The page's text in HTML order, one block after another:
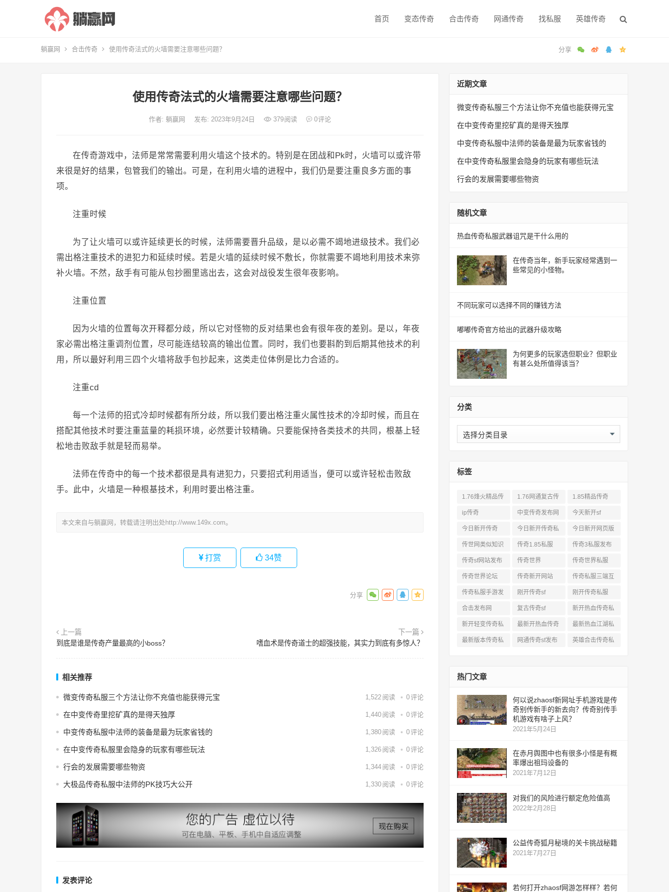
首页 变态传奇 合击传奇 网通传奇 找私服 英雄传奇
躺赢网 合击传奇 使用传奇法式的火墙需要注意哪些问题？
使用传奇法式的火墙需要注意哪些问题？
作者: 躺赢网 发布: 2023年9月24日 379阅读 0评论
在传奇游戏中，法师是常常需要利用火墙这个技术的。特别是在团战和Pk时，火墙可以或许带
来很是好的结果，包管我们的输出。可是，在利用火墙的进程中，我们仍是要注重良多方面的事
项。
注重时候
为了让火墙可以或许延续更长的时候，法师需要晋升品级，是以必需不竭地进级技术。我们必
需出格注重技术的进犯力和延续时候。若是火墙的延续时候不敷长，你就需要不竭地利用技术来弥
补火墙。不然，敌手有可能从包抄圈里逃出去，这会对战役发生很年夜影响。
注重位置
因为火墙的位置每次开释都分歧，所以它对怪物的反对结果也会有很年夜的差别。是以，年夜
家必需出格注重调剂位置，尽可能连结较高的输出位置。同时，我们也要斟酌到后期其他技术的利
用，所以最好利用三四个火墙将敌手包抄起来，这类走位体例是比力合适的。
注重cd
每一个法师的招式冷却时候都有所分歧，所以我们要出格注重火属性技术的冷却时候，而且在
搭配其他技术时要注重蓝量的耗损环境，必然要计较精确。只要能保持各类技术的共同，根基上轻
松地击败敌手就是轻而易举。
法师在传奇中的每一个技术都很是具有进犯力，只要招式利用适当，便可以或许轻松击败敌
手。此中，火墙是一种根基技术，利用时要出格注重。
本文来自与躺赢网，转载请注明出处http://www.149x.com。
打赏 34赞
上一篇
到底是谁是传奇产量最高的小boss？
下一篇
嗜血术是传奇道士的超强技能，其实力到底有多惊人？
相关推荐
微变传奇私服三个方法让你不充值也能获得元宝 1,522 阅读 0评论
在中变传奇里挖矿真的是得天独厚 1,440 阅读 0评论
中变传奇私服中法师的装备是最为玩家省钱的 1,380 阅读 0评论
在中变传奇私服里会隐身的玩家有哪些玩法 1,326 阅读 0评论
行会的发展需要哪些物资 1,344 阅读 0评论
大极品传奇私服中法师的PK技巧大公开 1,330 阅读 0评论
发表评论
近期文章
微变传奇私服三个方法让你不充值也能获得元宝
在中变传奇里挖矿真的是得天独厚
中变传奇私服中法师的装备是最为玩家省钱的
在中变传奇私服里会隐身的玩家有哪些玩法
行会的发展需要哪些物资
随机文章
热血传奇私服武器诅咒是干什么用的
在传奇当年，新手玩家经常遇到一
些常见的小怪物。
不同玩家可以选择不同的赚钱方法
嘟嘟传奇官方给出的武器升级攻略
为何更多的玩家选但职业？但职业
有甚么处所值得该当？
分类
分
类
标签
1.76烽火精品传
奇私服网站
1.76网通复古传
奇sf
1.85精品传奇
ip传奇 中变传奇发布网 今天新开sf
今日新开传奇
今日新开传奇私
服发布网
今日新开网页版
传奇
传世网类似知识 传奇1.85私服
传奇3私服发布
网站
传奇sf网站发布
网
传奇世界 传奇世界私服
传奇世界论坛 传奇新开网站
传奇私服三端互
通
传奇私服手游发
布网三端
刚开传奇sf 刚开传奇私服
合击发布网 复古传奇sf
新开热血传奇私
服网
新开轻变传奇私
服
最新开热血传奇
私服
最新热血江湖私
服
最新版本传奇私
网通传奇sf发布
英雄合击传奇私
热门文章
何以说zhaosf新网址手机游戏是传
奇别传新手的新去向？传奇别传手
机游戏有啥子上风？
2021年5月24日
在赤月舆图中也有很多小怪是有概
率爆出祖玛设备的
2021年7月12日
对我们的风险进行额定危险值高
2022年2月28日
公益传奇狐月秘境的关卡挑战秘籍
2021年7月27日
若何打开zhaosf网游怎样样？若何